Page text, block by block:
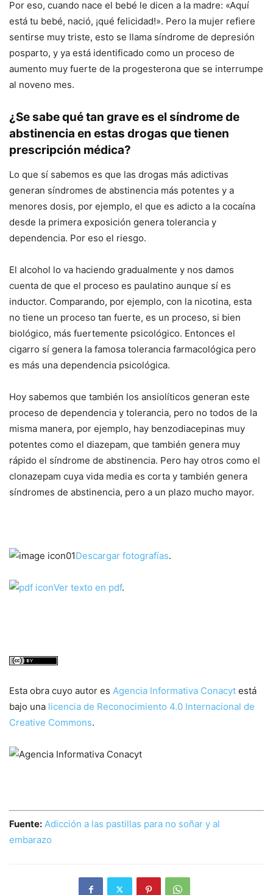
Por eso, cuando nace el bebé le dicen a la madre: «Aquí
está tu bebé, nació, ¡qué felicidad!». Pero la mujer refiere
sentirse muy triste, esto se llama síndrome de depresión
posparto, y ya está identificado como un proceso de
aumento muy fuerte de la progesterona que se interrumpe
al noveno mes.
¿Se sabe qué tan grave es el síndrome de
abstinencia en estas drogas que tienen
prescripción médica?
Lo que sí sabemos es que las drogas más adictivas
generan síndromes de abstinencia más potentes y a
menores dosis, por ejemplo, el que es adicto a la cocaína
desde la primera exposición genera tolerancia y
dependencia. Por eso el riesgo.
El alcohol lo va haciendo gradualmente y nos damos
cuenta de que el proceso es paulatino aunque sí es
inductor. Comparando, por ejemplo, con la nicotina, esta
no tiene un proceso tan fuerte, es un proceso, si bien
biológico, más fuertemente psicológico. Entonces el
cigarro sí genera la famosa tolerancia farmacológica pero
es más una dependencia psicológica.
Hoy sabemos que también los ansiolíticos generan este
proceso de dependencia y tolerancia, pero no todos de la
misma manera, por ejemplo, hay benzodiacepinas muy
potentes como el diazepam, que también genera muy
rápido el síndrome de abstinencia. Pero hay otros como el
clonazepam cuya vida media es corta y también genera
síndromes de abstinencia, pero a un plazo mucho mayor.
Descargar fotografías.
Ver texto en pdf.
Esta obra cuyo autor es Agencia Informativa Conacyt está
bajo una licencia de Reconocimiento 4.0 Internacional de
Creative Commons.
Fuente: Adicción a las pastillas para no soñar y al
embarazo